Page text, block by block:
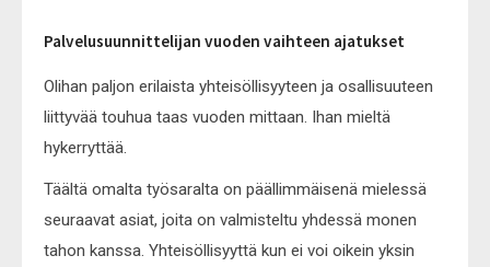
Palvelusuunnittelijan vuoden vaihteen ajatukset
Olihan paljon erilaista yhteisöllisyyteen ja osallisuuteen
liittyvää touhua taas vuoden mittaan. Ihan mieltä
hykerryttää.
Täältä omalta työsaralta on päällimmäisenä mielessä
seuraavat asiat, joita on valmisteltu yhdessä monen
tahon kanssa. Yhteisöllisyyttä kun ei voi oikein yksin